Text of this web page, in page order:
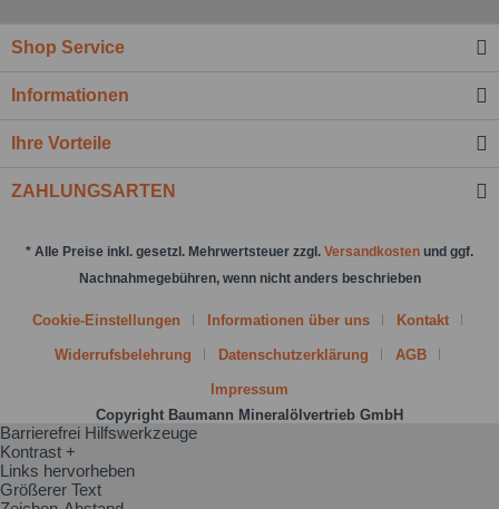
Felder mit * sind Pflichtfelder.
Nachricht senden
Shop Service
Informationen
Ihre Vorteile
ZAHLUNGSARTEN
* Alle Preise inkl. gesetzl. Mehrwertsteuer zzgl. Versandkosten und ggf.
Nachnahmegebühren, wenn nicht anders beschrieben
Cookie-Einstellungen Informationen über uns Kontakt
Widerrufsbelehrung Datenschutzerklärung AGB
Impressum
Copyright Baumann Mineralölvertrieb GmbH
Barrierefrei Hilfswerkzeuge
Kontrast +
Links hervorheben
Größerer Text